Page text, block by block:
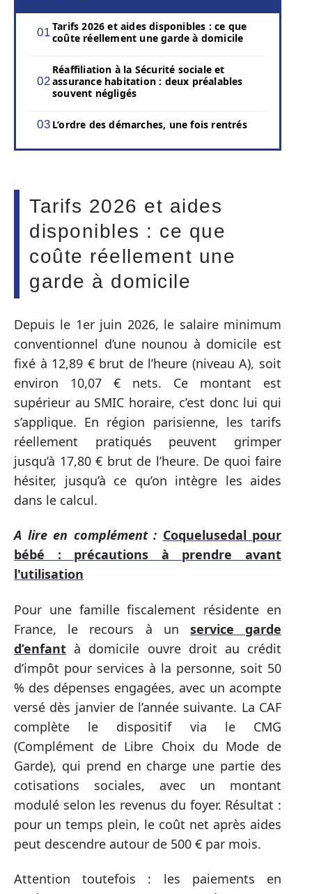
Tarifs 2026 et aides disponibles : ce que
coûte réellement une garde à domicile
Réaffiliation à la Sécurité sociale et
assurance habitation : deux préalables
souvent négligés
L’ordre des démarches, une fois rentrés
Tarifs 2026 et aides
disponibles : ce que
coûte réellement une
garde à domicile
Depuis le 1er juin 2026, le salaire minimum
conventionnel d’une nounou à domicile est
fixé à 12,89 € brut de l’heure (niveau A), soit
environ 10,07 € nets. Ce montant est
supérieur au SMIC horaire, c’est donc lui qui
s’applique. En région parisienne, les tarifs
réellement pratiqués peuvent grimper
jusqu’à 17,80 € brut de l’heure. De quoi faire
hésiter, jusqu’à ce qu’on intègre les aides
dans le calcul.
A lire en complément : Coquelusedal pour
bébé : précautions à prendre avant
l'utilisation
Pour une famille fiscalement résidente en
France, le recours à un service garde
d’enfant à domicile ouvre droit au crédit
d’impôt pour services à la personne, soit 50
% des dépenses engagées, avec un acompte
versé dès janvier de l’année suivante. La CAF
complète le dispositif via le CMG
(Complément de Libre Choix du Mode de
Garde), qui prend en charge une partie des
cotisations sociales, avec un montant
modulé selon les revenus du foyer. Résultat :
pour un temps plein, le coût net après aides
peut descendre autour de 500 € par mois.
Attention toutefois : les paiements en